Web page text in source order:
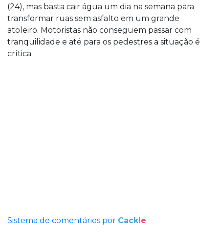
(24), mas basta cair água um dia na semana para
transformar ruas sem asfalto em um grande
atoleiro. Motoristas não conseguem passar com
tranquilidade e até para os pedestres a situação é
crítica.
Sistema de comentários por Cackle